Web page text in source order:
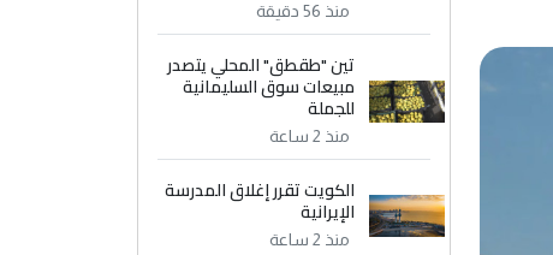
منذ 56 دقيقة
تين "طقطق" المحلي يتصدر
مبيعات سوق السليمانية
للجملة
منذ 2 ساعة
الكويت تقرر إغلاق المدرسة
الإيرانية
منذ 2 ساعة